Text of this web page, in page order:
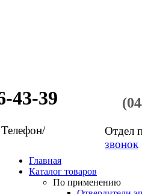
43-39
Отдел
звонок
Главная
Каталог товаров
По применению